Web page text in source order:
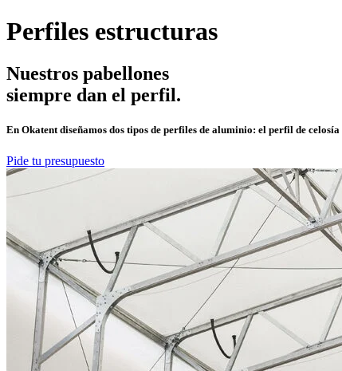
Perfiles estructuras
Nuestros pabellones
siempre dan el perfil.
En Okatentdiseñamos dos tipos de perfiles de aluminio: el perfil de celosía
Pide tu presupuesto